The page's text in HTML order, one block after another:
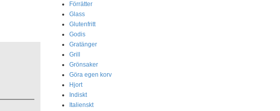
Förrätter
Glass
Glutenfritt
Godis
Gratänger
Grill
Grönsaker
Göra egen korv
Hjort
Indiskt
Italienskt